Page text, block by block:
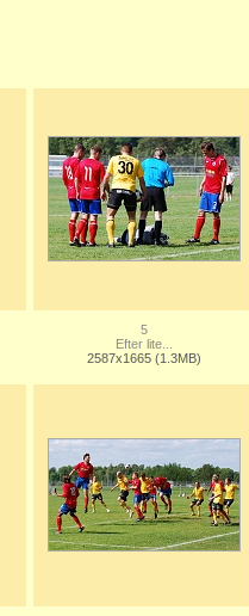
5
Efter lite...
2587x1665 (1.3MB)